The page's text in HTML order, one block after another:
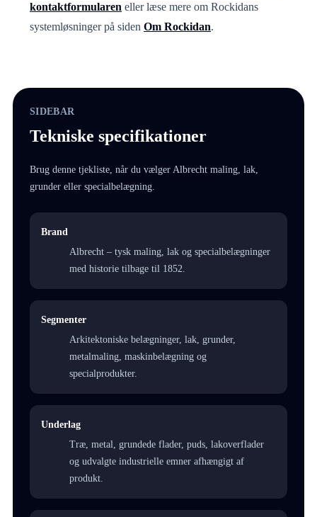
kontaktformularen eller læse mere om Rockidans
systemløsninger på siden Om Rockidan.
SIDEBAR
Tekniske specifikationer
Brug denne tjekliste, når du vælger Albrecht maling, lak,
grunder eller specialbelægning.
Brand
Albrecht – tysk maling, lak og specialbelægninger
med historie tilbage til 1852.
Segmenter
Arkitektoniske belægninger, lak, grunder,
metalmaling, maskinbelægning og
specialprodukter.
Underlag
Træ, metal, grundede flader, puds, lakoverflader
og udvalgte industrielle emner afhængigt af
produkt.